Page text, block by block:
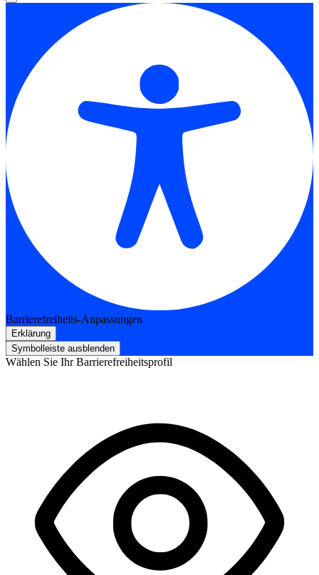
Barrierefreiheits-Anpassungen
Erklärung
Symbolleiste ausblenden
Wählen Sie Ihr Barrierefreiheitsprofil